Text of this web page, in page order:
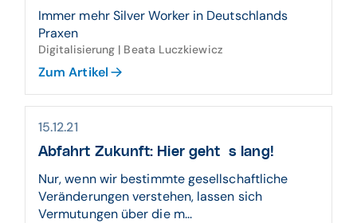
Immer mehr Silver Worker in Deutschlands
Praxen
Digitalisierung | Beata Luczkiewicz
Zum Artikel
15.12.21
Abfahrt Zukunft: Hier geht´s lang!
Nur, wenn wir bestimmte gesellschaftliche
Veränderungen verstehen, lassen sich
Vermutungen über die m...